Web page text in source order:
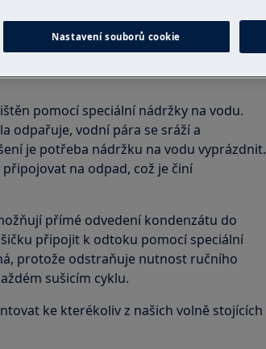
pomocí speciální nádržky na vodu.
odpařuje, vodní pára se sráží a
je potřeba nádržku na vodu vyprázdnit.
na odpad, což je činí
přímé odvedení kondenzátu do
připojit k odtoku pomocí speciální
protože odstraňuje nutnost ručního
sušicím cyklu.
ke kterékoliv z našich volně stojících
Nastavení souborů cookie